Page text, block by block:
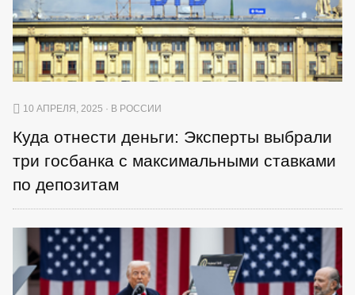
10 АПРЕЛЯ, 2025 · В РОССИИ
Куда отнести деньги: Эксперты выбрали
три госбанка с максимальными ставками
по депозитам